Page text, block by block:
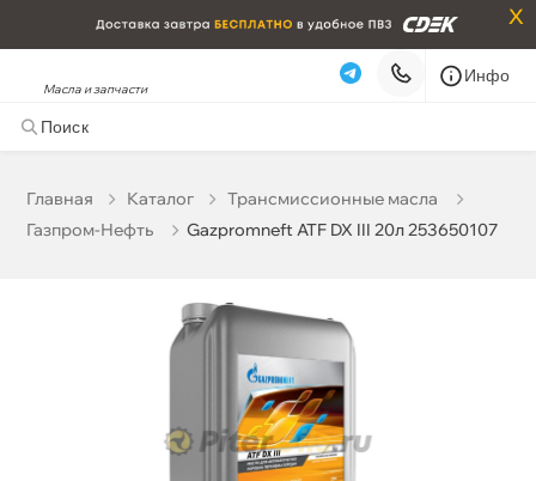
x
Масла и запчасти
Инфо
Главная Катало
Трансмиссионные масла
Газпром-Нефть
Gazpromneft ATF DX III 20л 253650107